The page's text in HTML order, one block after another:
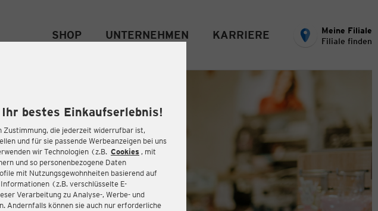
bestes Einkaufserlebnis!
Zustimmung, die jederzeit widerrufbar ist,
und für sie passende Werbeanzeigen bei uns
wir Technologien (z.B. Cookies , mit
und so personenbezogene Daten
mit Nutzungsgewohnheiten basierend auf
(z.B. verschlüsselte E-
Verarbeitung zu Analyse-, Werbe- und
Andernfalls können sie auch nur erforderliche
SHOP UNTERNEHMEN KARRIERE
Meine Filiale
Filiale finden